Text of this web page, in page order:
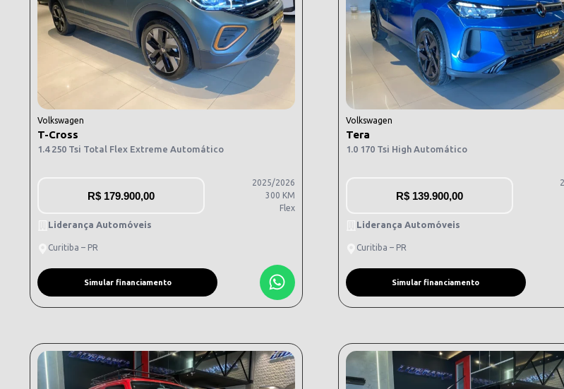
Volkswagen
T-Cross
1.4 250 Tsi Total Flex Extreme Automático
R$ 179.900,00
2025/2026
300 KM
Flex
Liderança Automóveis
Curitiba – PR
Simular financiamento
Volkswagen
Tera
1.0 170 Tsi High Automático
R$139.900,00
Liderança Automóveis
Curitiba – PR
Simular financiamento